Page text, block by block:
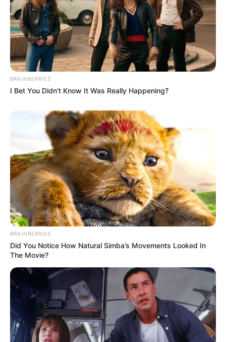
BRAINBERRIES
I Bet You Didn't Know It Was Really Happening?
BRAINBERRIES
Did You Notice How Natural Simba’s Movements Looked In
The Movie?